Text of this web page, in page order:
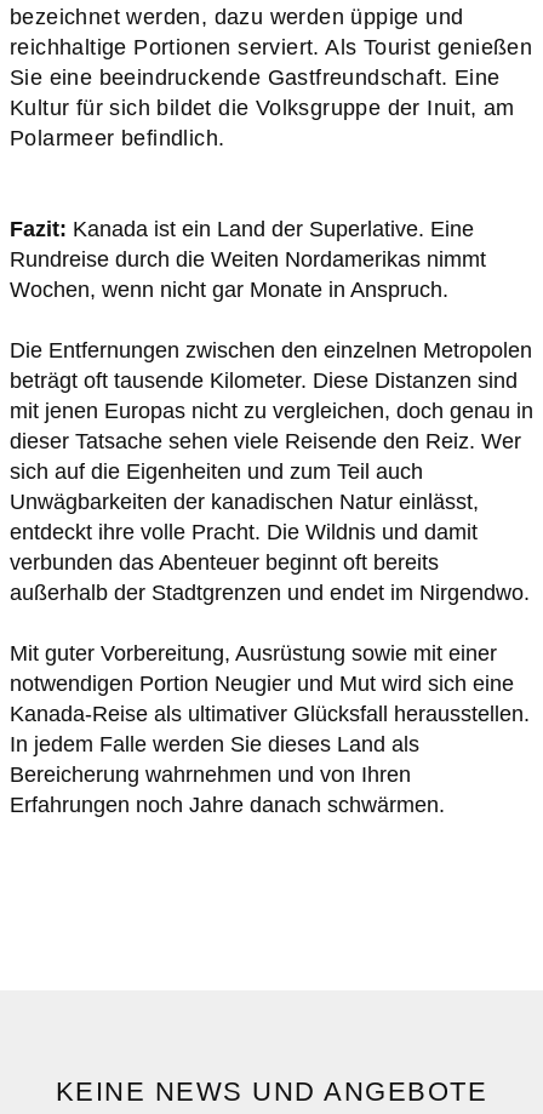
bezeichnet werden, dazu werden üppige und
reichhaltige Portionen serviert. Als Tourist genießen
Sie eine beeindruckende Gastfreundschaft. Eine
Kultur für sich bildet die Volksgruppe der Inuit, am
Polarmeer befindlich.
Fazit: Kanada ist ein Land der Superlative. Eine
Rundreise durch die Weiten Nordamerikas nimmt
Wochen, wenn nicht gar Monate in Anspruch.
Die Entfernungen zwischen den einzelnen Metropolen
beträgt oft tausende Kilometer. Diese Distanzen sind
mit jenen Europas nicht zu vergleichen, doch genau in
dieser Tatsache sehen viele Reisende den Reiz. Wer
sich auf die Eigenheiten und zum Teil auch
Unwägbarkeiten der kanadischen Natur einlässt,
entdeckt ihre volle Pracht. Die Wildnis und damit
verbunden das Abenteuer beginnt oft bereits
außerhalb der Stadtgrenzen und endet im Nirgendwo.
Mit guter Vorbereitung, Ausrüstung sowie mit einer
notwendigen Portion Neugier und Mut wird sich eine
Kanada-Reise als ultimativer Glücksfall herausstellen.
In jedem Falle werden Sie dieses Land als
Bereicherung wahrnehmen und von Ihren
Erfahrungen noch Jahre danach schwärmen.
KEINE NEWS UND ANGEBOTE